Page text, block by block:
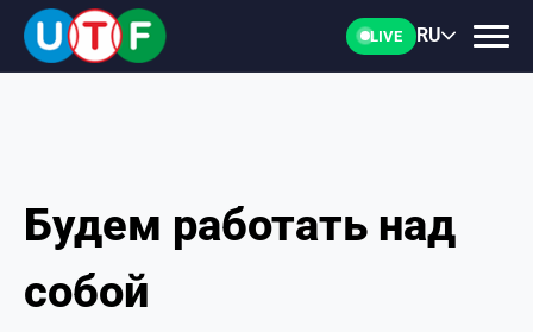
LIVE RU
ГЛАВНАЯ
ФТУ
Будем работать над
собой